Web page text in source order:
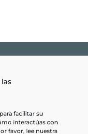
facilitar su
interactúas con
favor, lee nuestra
de Cookies